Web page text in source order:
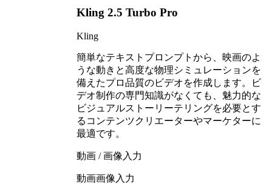
Kling 2.5 Turbo Pro
Kling
簡単なテキストプロンプトから、映画のよ
うな動きと高度な物理シミュレーションを
備えたプロ品質のビデオを作成します。ビ
デオ制作の専門知識がなくても、魅力的な
ビジュアルストーリーテリングを必要とす
るコンテンツクリエーターやマーケターに
最適です。
動画 / 画像入力
動画画像入力